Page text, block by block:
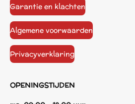
Garantie en klachten
Algemene voorwaarden
Privacyverklaring
OPENINGSTIJDEN